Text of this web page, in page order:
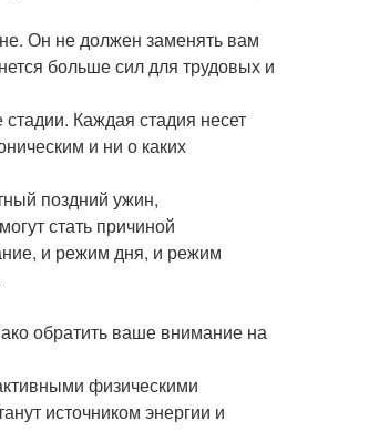
Он не должен заменять вам
больше сил для трудовых и
Каждая стадия несет
и ни о каких
поздний ужин,
стать причиной
и режим дня, и режим
обратить ваше внимание на
физическими
источником энергии и